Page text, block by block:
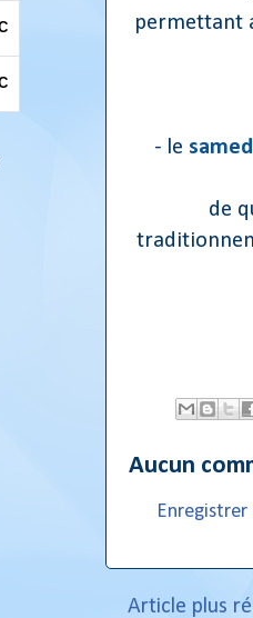
permettant
- le
de
Aucun
Article plus